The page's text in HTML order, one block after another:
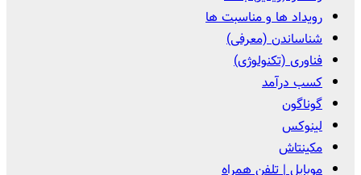
رویداد ها و مناسبت ها
شناساندن (معرفی)
فناوری (تکنولوژی)
کسب درآمد
گوناگون
لینوکس
مکینتاش
موبایل | تلفن همراه